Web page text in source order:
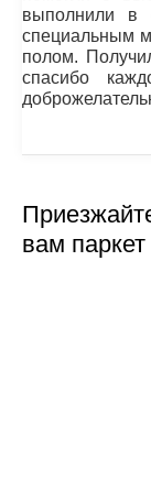
выполнили в
специальным
полом.
спасибо
вам